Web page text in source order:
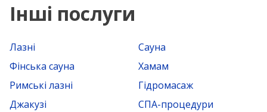
Інші послуги
Лазні
Сауна
Фінська сауна
Хамам
Римські лазні
Гідромасаж
Джакузі
СПА-процедури